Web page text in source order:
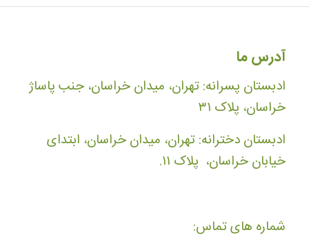
آدرس ما
ادبستان پسرانه: تهران، میدان خراسان، جنب پاساژ
خراسان، پلاک ۳۱
ادبستان دخترانه: تهران، میدان خراسان، ابتدای
خیابان خراسان، پلاک ۱۱.
شماره های تماس: